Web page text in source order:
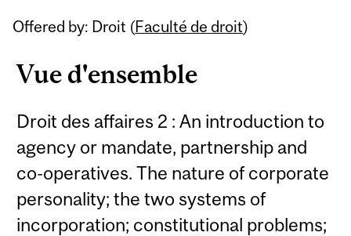
Offered by: Droit (Faculté de droit)
Vue d'ensemble
Droit des affaires 2 : An introduction to
agency or mandate, partnership and
co-operatives. The nature of corporate
personality; the two systems of
incorporation; constitutional problems;
Related